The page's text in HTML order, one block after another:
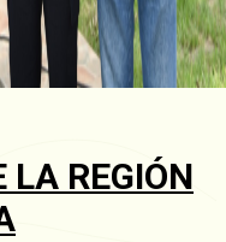
LA REGIÓN